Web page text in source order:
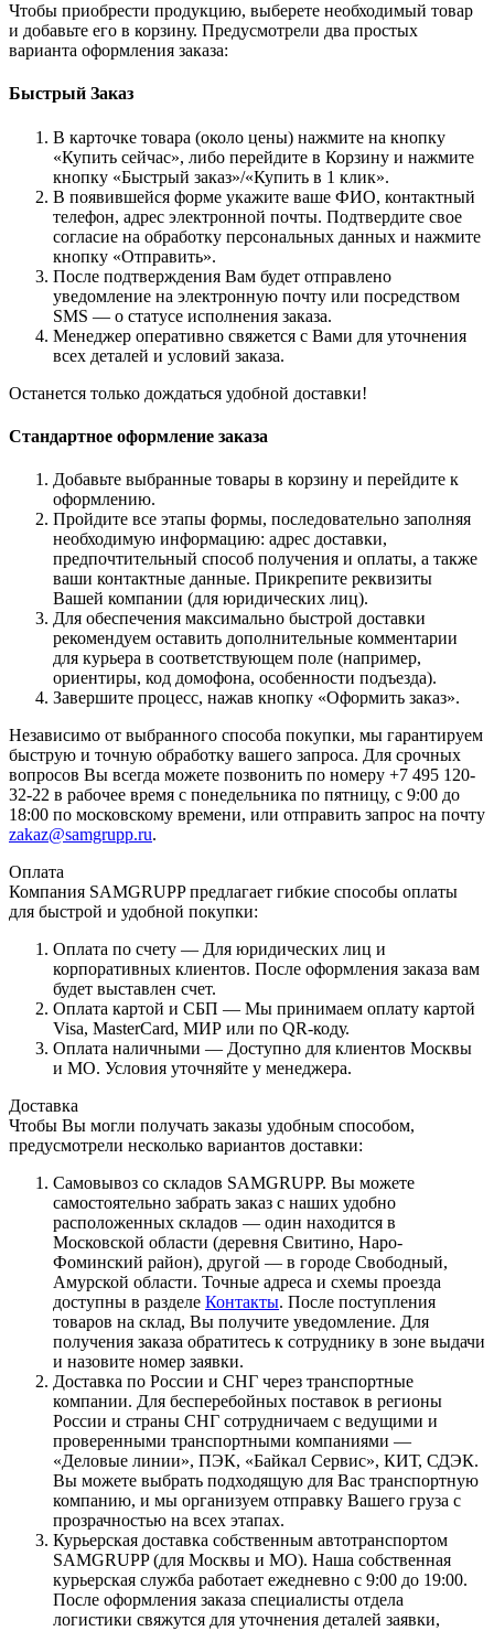
Чтобы приобрести продукцию, выберете необходимый товар
и добавьте его в корзину. Предусмотрели два простых
варианта оформления заказа:
Быстрый Заказ
В карточке товара (около цены) нажмите на кнопку
«Купить сейчас», либо перейдите в Корзину и нажмите
кнопку «Быстрый заказ»/«Купить в 1 клик».
В появившейся форме укажите ваше ФИО, контактный
телефон, адрес электронной почты. Подтвердите свое
согласие на обработку персональных данных и нажмите
кнопку «Отправить».
После подтверждения Вам будет отправлено
уведомление на электронную почту или посредством
SMS — о статусе исполнения заказа.
Менеджер оперативно свяжется с Вами для уточнения
всех деталей и условий заказа.
Останется только дождаться удобной доставки!
Стандартное оформление заказа
Добавьте выбранные товары в корзину и перейдите к
оформлению.
Пройдите все этапы формы, последовательно заполняя
необходимую информацию: адрес доставки,
предпочтительный способ получения и оплаты, а также
ваши контактные данные. Прикрепите реквизиты
Вашей компании (для юридических лиц).
Для обеспечения максимально быстрой доставки
рекомендуем оставить дополнительные комментарии
для курьера в соответствующем поле (например,
ориентиры, код домофона, особенности подъезда).
Завершите процесс, нажав кнопку «Оформить заказ».
Независимо от выбранного способа покупки, мы гарантируем
быструю и точную обработку вашего запроса. Для срочных
вопросов Вы всегда можете позвонить по номеру +7 495 120-
32-22 в рабочее время с понедельника по пятницу, с 9:00 до
18:00 по московскому времени, или отправить запрос на почту
zakaz@samgrupp.ru.
Оплата
Компания SAMGRUPP предлагает гибкие способы оплаты
для быстрой и удобной покупки:
Оплата по счету — Для юридических лиц и
корпоративных клиентов. После оформления заказа вам
будет выставлен счет.
Оплата картой и СБП — Мы принимаем оплату картой
Visa, MasterCard, МИР или по QR-коду.
Оплата наличными — Доступно для клиентов Москвы
и МО. Условия уточняйте у менеджера.
Доставка
Чтобы Вы могли получать заказы удобным способом,
предусмотрели несколько вариантов доставки:
Самовывоз со складов SAMGRUPP. Вы можете
самостоятельно забрать заказ с наших удобно
расположенных складов — один находится в
Московской области (деревня Свитино, Наро-
Фоминский район), другой — в городе Свободный,
Амурской области. Точные адреса и схемы проезда
доступны в разделе Контакты. После поступления
товаров на склад, Вы получите уведомление. Для
получения заказа обратитесь к сотруднику в зоне выдачи
и назовите номер заявки.
Доставка по России и СНГ через транспортные
компании. Для бесперебойных поставок в регионы
России и страны СНГ сотрудничаем с ведущими и
проверенными транспортными компаниями —
«Деловые линии», ПЭК, «Байкал Сервис», КИТ, СДЭК.
Вы можете выбрать подходящую для Вас транспортную
компанию, и мы организуем отправку Вашего груза с
прозрачностью на всех этапах.
Курьерская доставка собственным автотранспортом
SAMGRUPP (для Москвы и МО). Наша собственная
курьерская служба работает ежедневно с 9:00 до 19:00.
После оформления заказа специалисты отдела
логистики свяжутся для уточнения деталей заявки,